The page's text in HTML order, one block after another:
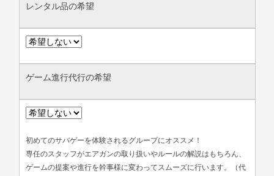
レンタル品の希望
ゲーム進行代行の希望
初めてのサバゲーを体験されるグループにオススメ！
専任のスタッフがエアガンの取り扱いやルールの解説はもちろん、
ゲームの提案や進行を幹事様に変わってスムーズに行います。（代